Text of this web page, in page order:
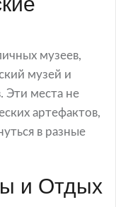
музеев,
музей и
Эти места не
артефактов,
в разные
и Отдых